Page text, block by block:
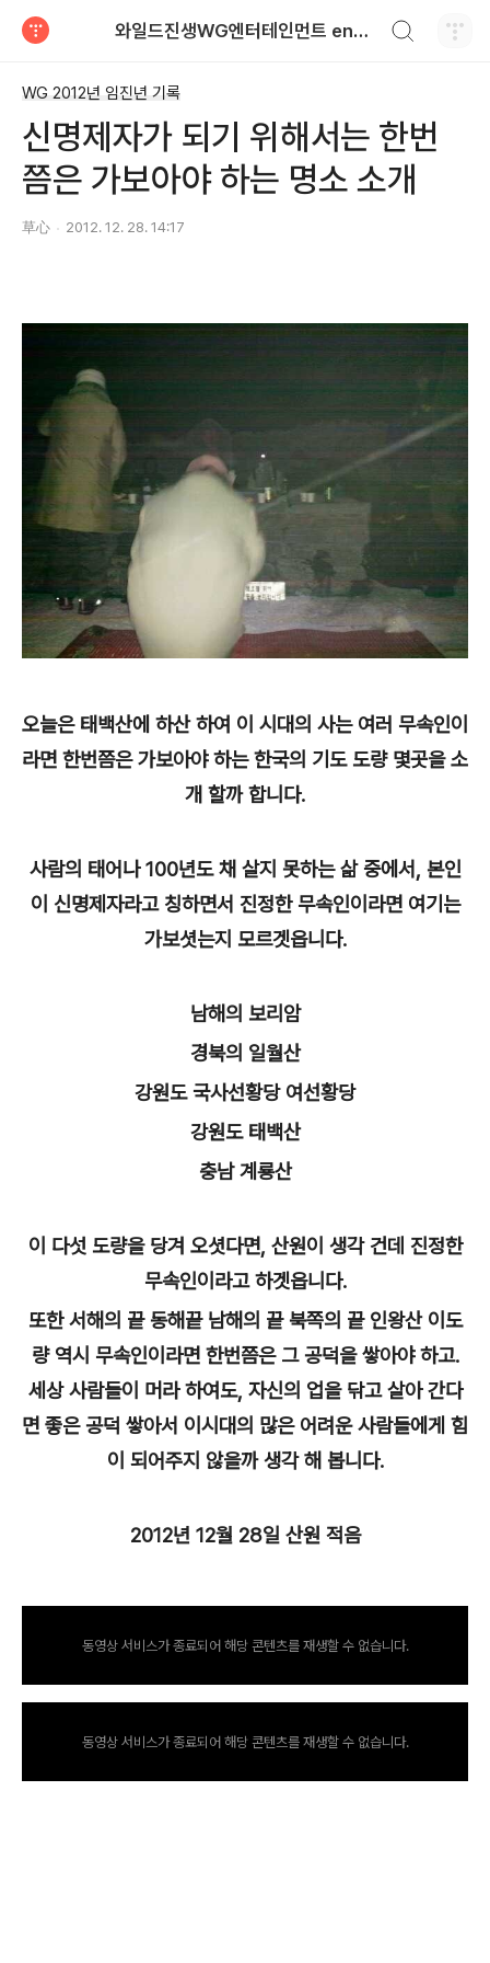
와일드진생WG엔터테인먼트 entertainment
WG 2012년 임진년 기록
신명제자가 되기 위해서는 한번
쯤은 가보아야 하는 명소 소개
草心 2012. 12. 28. 14:17
오늘은 태백산에 하산 하여 이 시대의 사는 여러 무속인이
라면 한번쯤은 가보아야 하는 한국의 기도 도량 몇곳을 소
개 할까 합니다.
사람의 태어나 100년도 채 살지 못하는 삶 중에서, 본인
이 신명제자라고 칭하면서 진정한 무속인이라면 여기는
가보셧는지 모르겟읍니다.
남해의 보리암
경북의 일월산
강원도 국사선황당 여선황당
강원도 태백산
충남 계룡산
이 다섯 도량을 당겨 오셧다면, 산원이 생각 건데 진정한
무속인이라고 하겟읍니다.
또한 서해의 끝 동해끝 남해의 끝 북쪽의 끝 인왕산 이도
량 역시 무속인이라면 한번쯤은 그 공덕을 쌓아야 하고.
세상 사람들이 머라 하여도, 자신의 업을 닦고 살아 간다
면 좋은 공덕 쌓아서 이시대의 많은 어려운 사람들에게 힘
이 되어주지 않을까 생각 해 봅니다.
2012년 12월 28일 산원 적음
동영상 서비스가 종료되어 해당 콘텐츠를 재생할 수 없습니다.
동영상 서비스가 종료되어 해당 콘텐츠를 재생할 수 없습니다.